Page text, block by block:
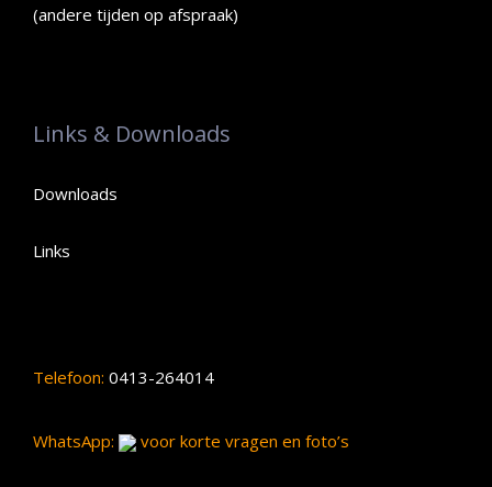
(andere tijden op afspraak)
Links & Downloads
Downloads
Links
Telefoon: 0413-264014
WhatsApp: voor korte vragen en foto’s